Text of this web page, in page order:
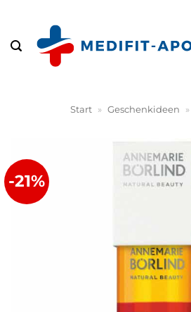
springen
Start » Geschenkideen »
-21%